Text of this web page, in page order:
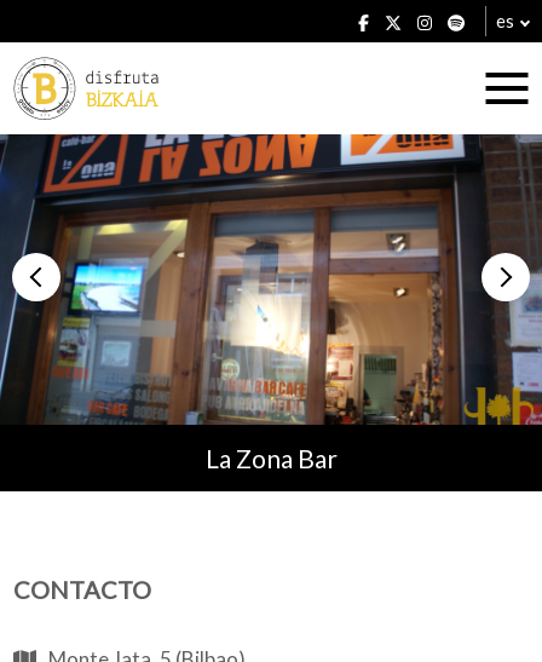
es
Alojamientos
Restaurantes
Planes
La Zona Bar
CONTACTO